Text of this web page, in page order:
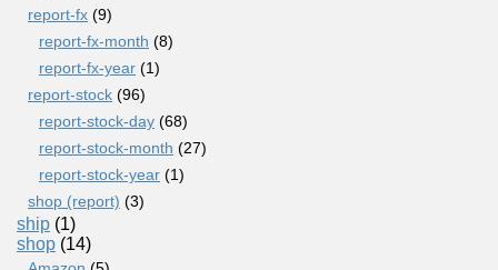
report-fx (9)
report-fx-month (8)
report-fx-year (1)
report-stock (96)
report-stock-day (68)
report-stock-month (27)
report-stock-year (1)
shop (report) (3)
ship (1)
shop (14)